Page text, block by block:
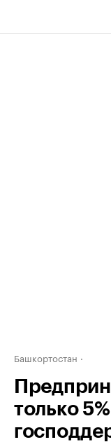
Башкортостан
только